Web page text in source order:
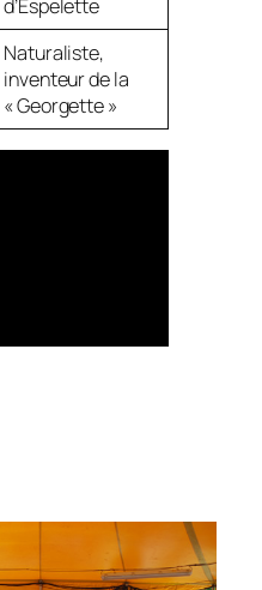
d’Espelette
Naturaliste,
inventeur de la
« Georgette »